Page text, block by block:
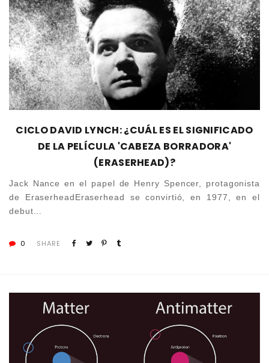
CICLO DAVID LYNCH: ¿CUÁL ES EL SIGNIFICADO
DE LA PELÍCULA 'CABEZA BORRADORA'
(ERASERHEAD)?
Jack Nance en el papel de Henry Spencer, protagonista
de EraserheadEraserhead se convirtió, en 1977, en el
debut...
0 SHARE